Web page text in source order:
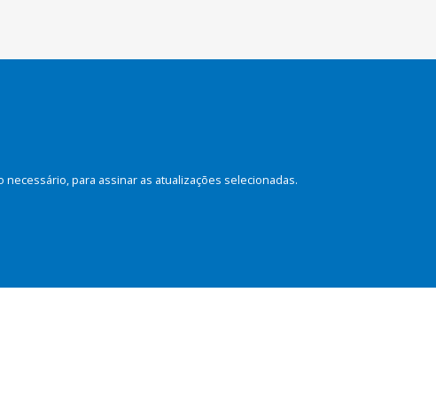
para assinar as atualizações selecionadas.